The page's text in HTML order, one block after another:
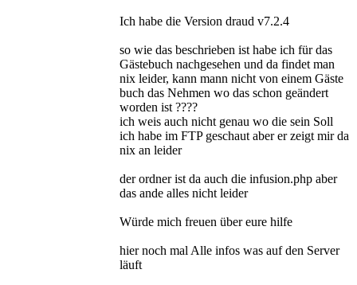
Ich habe die Version draud v7.2.4
so wie das beschrieben ist habe ich für das
Gästebuch nachgesehen und da findet man
nix leider, kann mann nicht von einem Gäste
buch das Nehmen wo das schon geändert
worden ist ????
ich weis auch nicht genau wo die sein Soll
ich habe im FTP geschaut aber er zeigt mir da
nix an leider
der ordner ist da auch die infusion.php aber
das ande alles nicht leider
Würde mich freuen über eure hilfe
hier noch mal Alle infos was auf den Server
läuft